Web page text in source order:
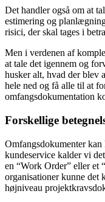
Det handler også om at
estimering og
risici, der skal tages i
Men i verdenen af
at tale det igennem og
husker alt, hvad der blev
hele ned og få alle til at
omfangsdokumentation
Forskellige
Omfangsdokumenter
kundeservice kalder vi
en “Work Order” eller et
organisationer kunne det
højniveau